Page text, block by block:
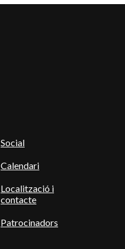
Social
Calendari
Localització i
contacte
Patrocinadors